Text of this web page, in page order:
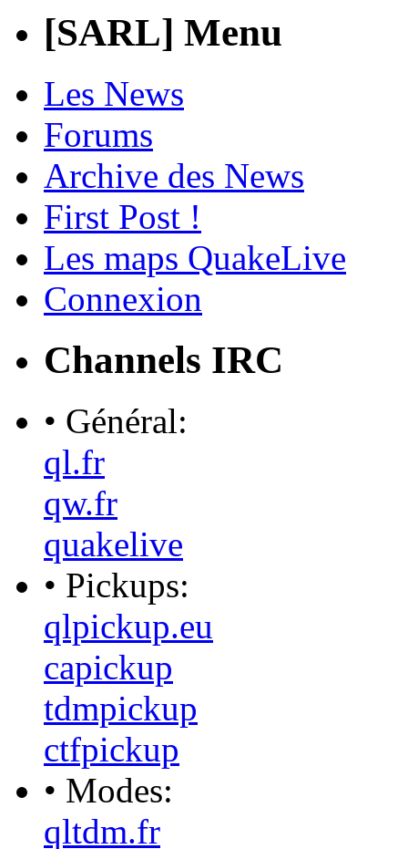
[SARL] Menu
Les News
Forums
Archive des News
First Post !
Les maps QuakeLive
Connexion
Channels IRC
• Général:
ql.fr
qw.fr
quakelive
• Pickups:
qlpickup.eu
capickup
tdmpickup
ctfpickup
• Modes:
qltdm.fr